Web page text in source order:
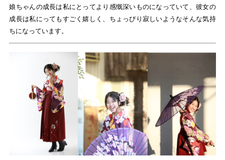
娘ちゃんの成長は私にとってより感慨深いものになっていて、彼女の
成長は私にってもすごく嬉しく、ちょっぴり寂しいようなそんな気持
ちになっています。